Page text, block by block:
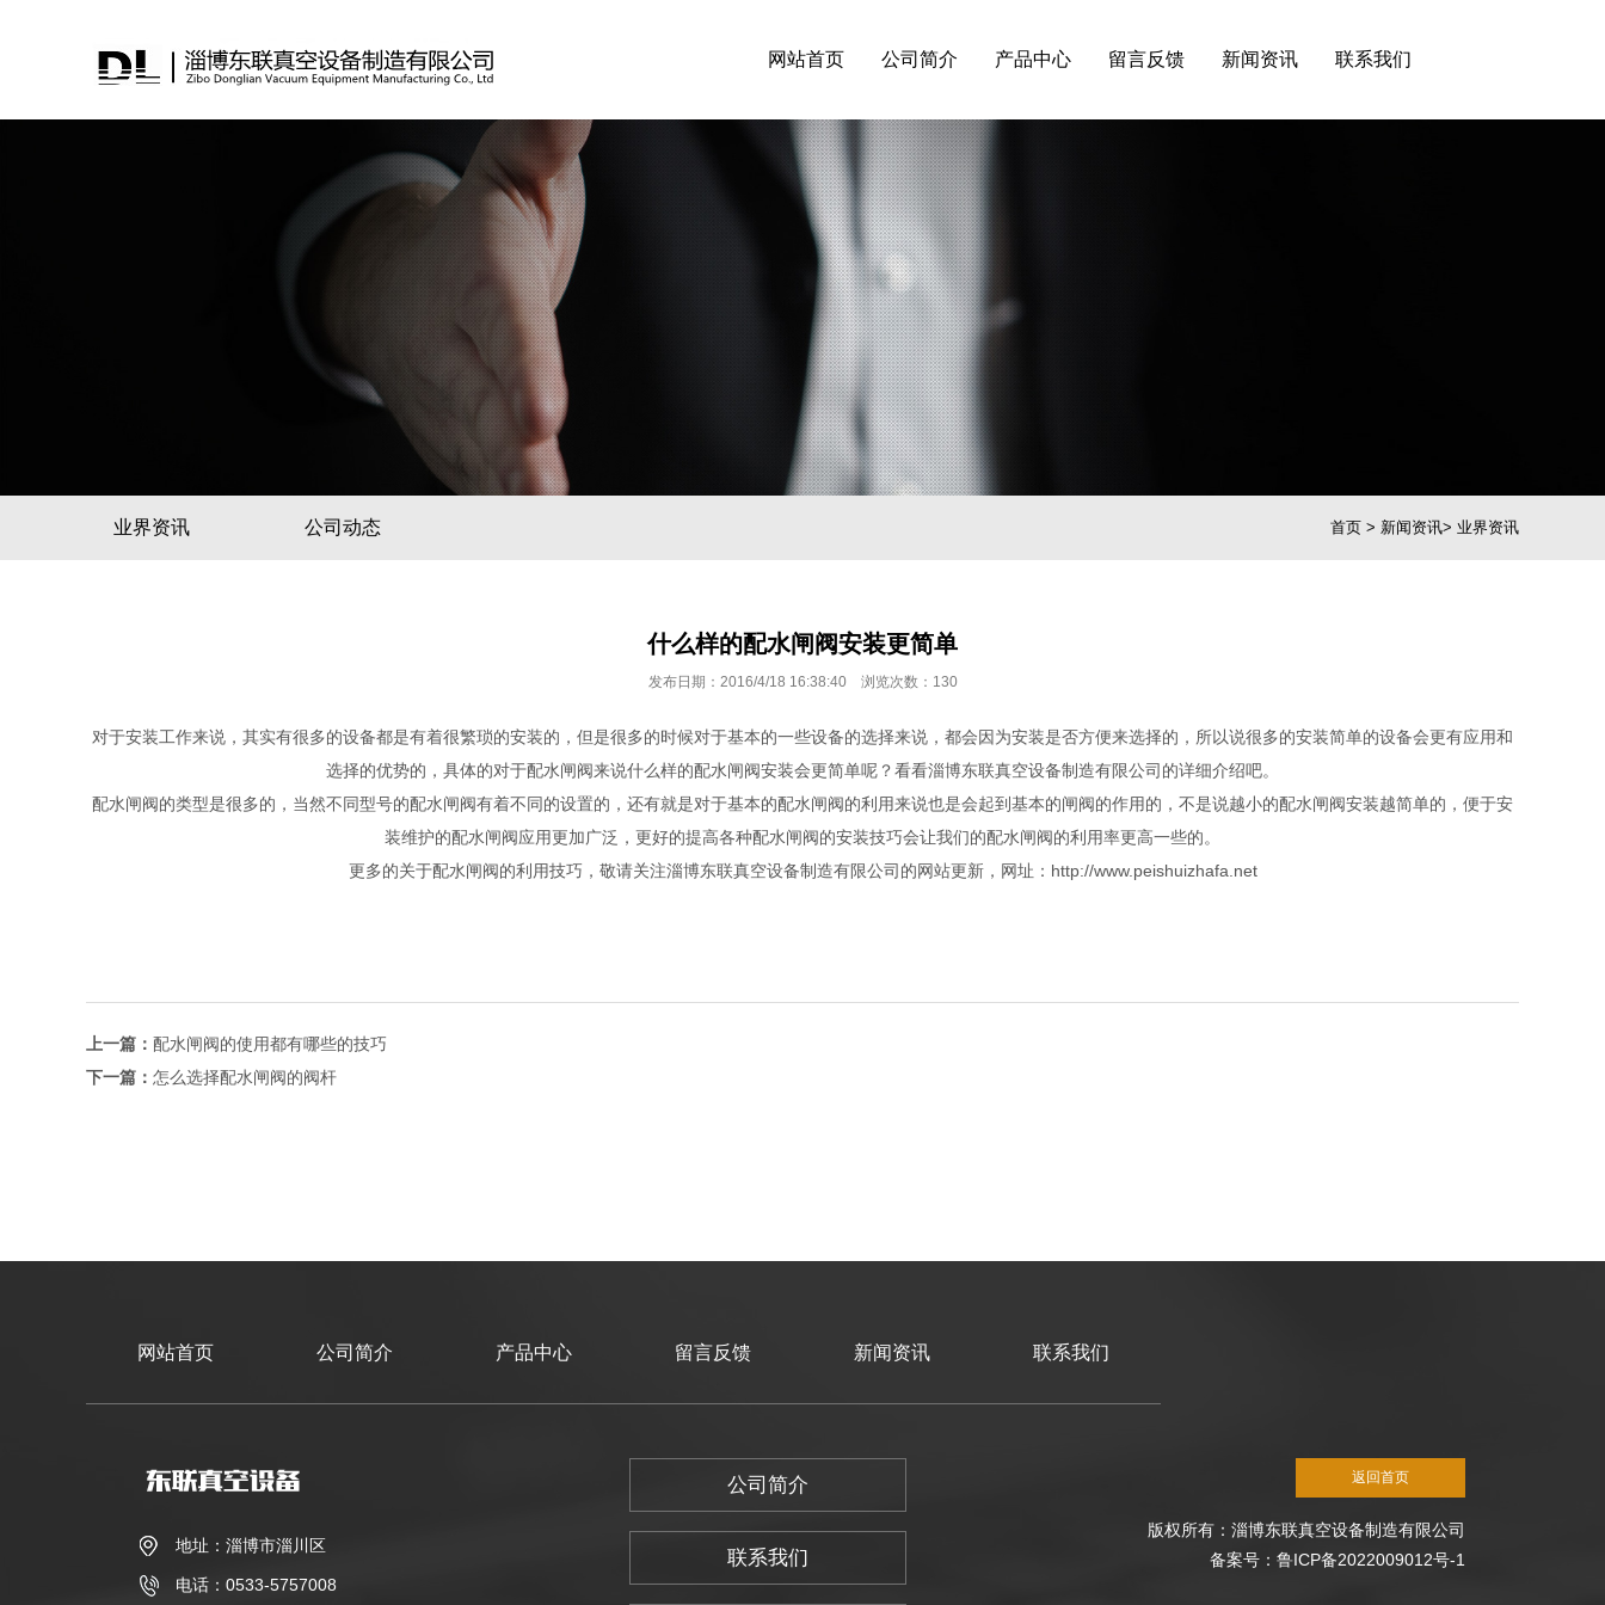
网站首页 公司简介 产品中心 留言反馈 新闻资讯 联系我们
业界资讯 公司动态 首页 > 新闻资讯> 业界资讯
什么样的配水闸阀安装更简单
发布日期：2016/4/18 16:38:40 浏览次数： 130
对于安装工作来说，其实有很多的设备都是有着很繁琐的安装的，但是很多的时候对于基本的一些设备的选择来说，都会因为安装是否方便来选择的，所以说很多的安装简单的设备会更有应用和
选择的优势的，具体的对于配水闸阀来说什么样的配水闸阀安装会更简单呢？看看淄博东联真空设备制造有限公司的详细介绍吧。
配水闸阀的类型是很多的，当然不同型号的配水闸阀有着不同的设置的，还有就是对于基本的配水闸阀的利用来说也是会起到基本的闸阀的作用的，不是说越小的配水闸阀安装越简单的，便于安
装维护的配水闸阀应用更加广泛，更好的提高各种配水闸阀的安装技巧会让我们的配水闸阀的利用率更高一些的。
更多的关于配水闸阀的利用技巧，敬请关注淄博东联真空设备制造有限公司的网站更新，网址：http://www.peishuizhafa.net
上一篇： 配水闸阀的使用都有哪些的技巧
下一篇： 怎么选择配水闸阀的阀杆
网站首页 公司简介 产品中心 留言反馈 新闻资讯 联系我们
地址：淄博市淄川区
电话：0533-5757008
公司简介
联系我们
返回首页
版权所有：淄博东联真空设备制造有限公司
备案号：鲁ICP备2022009012号-1